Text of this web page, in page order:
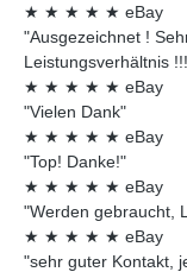
★ ★ ★ ★ ★ eBay
"Ausgezeichnet !
Leistungsverhältnis
★ ★ ★ ★ ★ eBay
"Vielen Dank"
★ ★ ★ ★ ★ eBay
"Top! Danke!"
★ ★ ★ ★ ★ eBay
"Werden gebraucht,
★ ★ ★ ★ ★ eBay
"sehr guter Kontakt,